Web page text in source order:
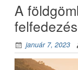
A
január 7, 2023